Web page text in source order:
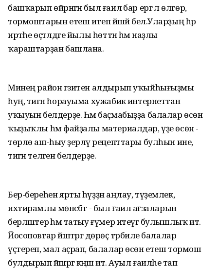
башҡарып өйрәнгән был ғаилә бар ергә лә өлгөрә,
тормоштарын етеш итеп йәшәй белә.Уларҙың һәр
иртәһе өҫтәлдәге йылы һөттән һәм наҙлы
ҡараштарҙан башлана.
Минең район гәзитен алдырып уҡыйһығыҙмы
һуң, тигән һорауыма хужабикә интернеттан
уҡыуын белдерҙе. Һәм баҫмабыҙҙа балалар өсөн
ҡыҙыҡлы һәм файҙалы материалдар, үҙе өсөн -
төрлө аш-һыу әҙерләү рецепттары булһын ине,
тигән теләген белдерҙе.
Бер-береһен ярты һүҙҙән аңлау, түҙемлек,
ихтирамлы мөнәсәбәт - был ғаилә ағзаларын
берләштерә һәм татыу ғүмер итеүгә булышлыҡ итә.
Йосоповтар йәштәргә дөрөҫ тәрбиәле балалар
үҫтереп, мал аҫрап, балалар өсөн етеш тормош
булдырып йәшәргә кәңәш итә. Ауыл ғаиләһе тап